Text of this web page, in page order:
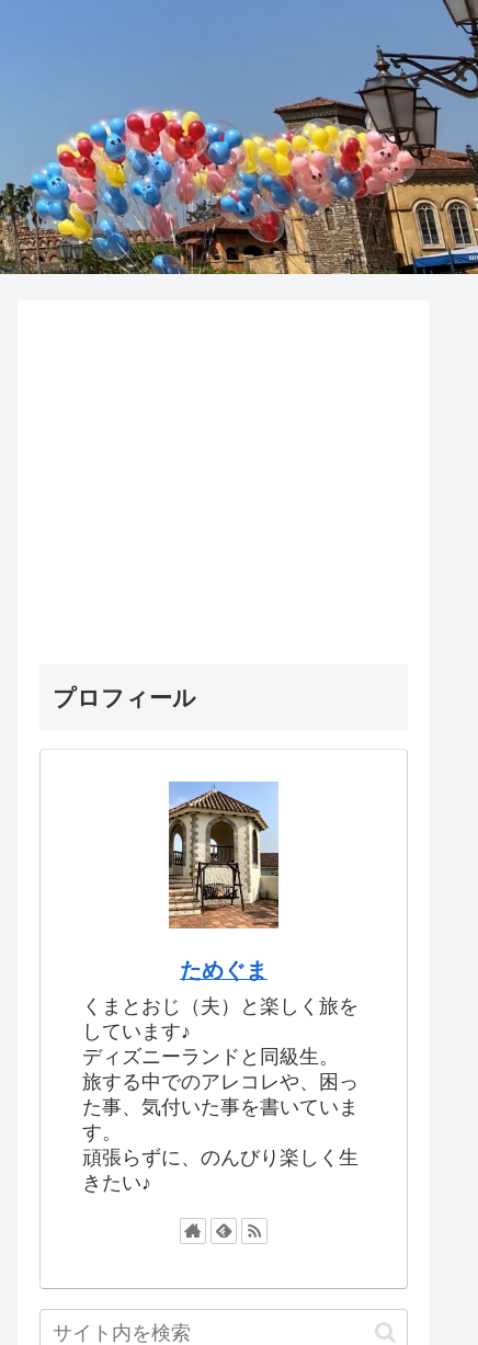
プロフィール
ためぐま
くまとおじ（夫）と楽しく旅を
しています♪
ディズニーランドと同級生。
旅する中でのアレコレや、困っ
た事、気付いた事を書いていま
す。
頑張らずに、のんびり楽しく生
きたい♪